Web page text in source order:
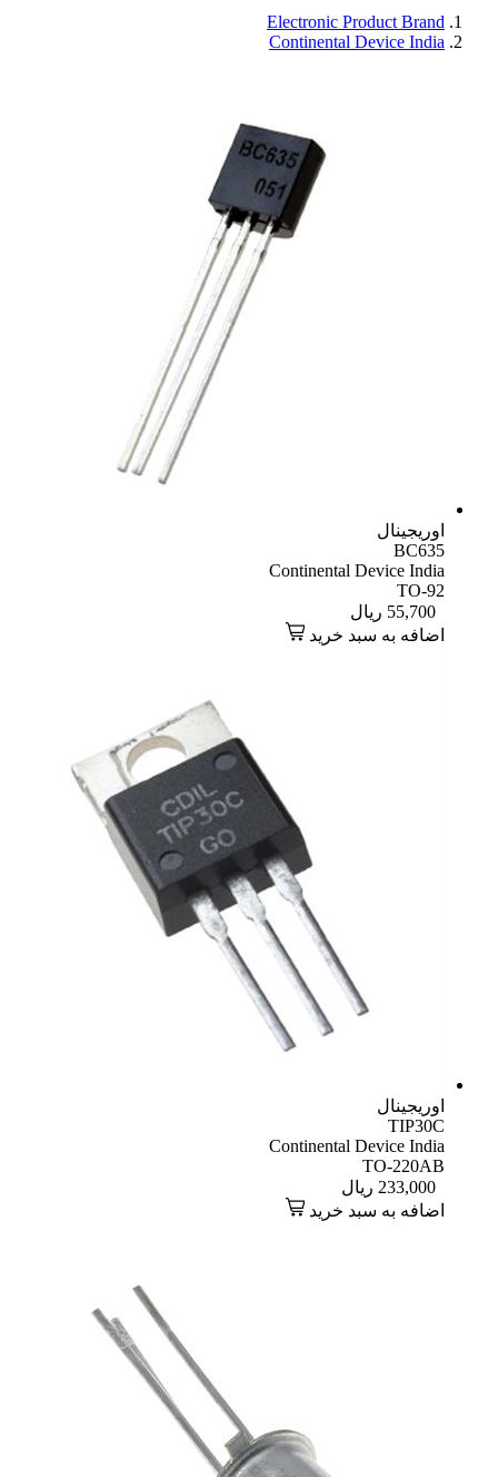
Electronic Product Brand
Continental Device India
اوریجینال
BC635
Continental Device India
TO-92
55,700 ریال
اضافه به سبد خرید
اوریجینال
TIP30C
Continental Device India
TO-220AB
233,000 ریال
اضافه به سبد خرید